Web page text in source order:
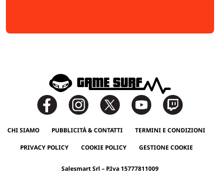
CHI SIAMO PUBBLICITÀ & CONTATTI TERMINI E CONDIZIONI
PRIVACY POLICY COOKIE POLICY GESTIONE COOKIE
Salesmart Srl – P.Iva 15777811009